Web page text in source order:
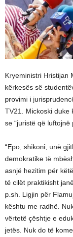
Kryeministri Hristijan
kërkesës së
provimi i
TV21. Mickoski duke
se “juristë që luftojnë
“Epo, shikoni, unë
demokratike të
asnjë hezitim për
të cilët praktikisht
p.sh. Ligjin për
kështu me radhë.
vërtetë çështje e
jetës. Nuk do të